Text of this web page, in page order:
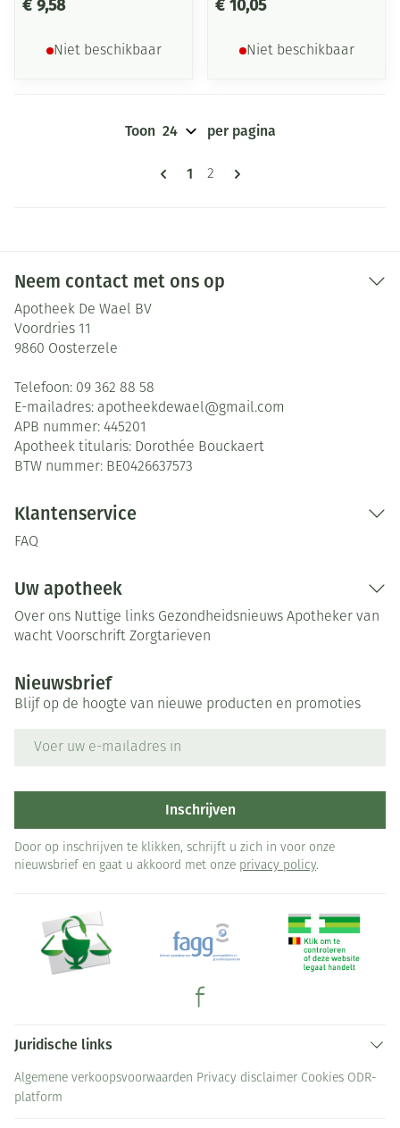
€ 9,58
Niet beschikbaar
€ 10,05
Niet beschikbaar
Pagina's
U lees momenteel pagina
1 Pagina
2
Toon per pagina
Neem contact met ons op
Apotheek De Wael BV
Voordries 11
9860 Oosterzele
Telefoon: 09 362 88 58
E-mailadres: apotheekdewael@gmail.com
APB nummer: 445201
Apotheek titularis: Dorothée Bouckaert
BTW nummer: BE0426637573
Klantenservice
FAQ
Uw apotheek
Over ons Nuttige links Gezondheidsnieuws Apotheker van
wacht Voorschrift Zorgtarieven
Nieuwsbrief
Blijf op de hoogte van nieuwe producten en promoties
Inschrijven
Door op inschrijven te klikken, schrijft u zich in voor onze
nieuwsbrief en gaat u akkoord met onze privacy policy.
Juridische links
Algemene verkoopsvoorwaarden Privacy disclaimer Cookies ODR-
platform